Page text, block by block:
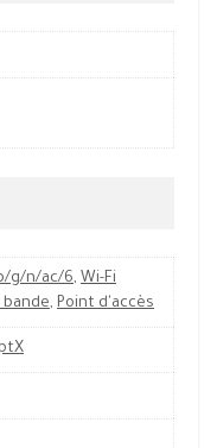
b/g/n/ac/6, Wi-Fi
bande, Point d'accès